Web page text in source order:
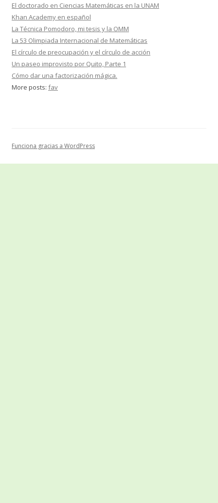
El doctorado en Ciencias Matemáticas en la UNAM
Khan Academy en español
La Técnica Pomodoro, mi tesis y la OMM
La 53 Olimpiada Internacional de Matemáticas
El círculo de preocupación y el círculo de acción
Un paseo improvisto por Quito, Parte 1
Cómo dar una factorización mágica.
More posts: fav
Funciona gracias a WordPress